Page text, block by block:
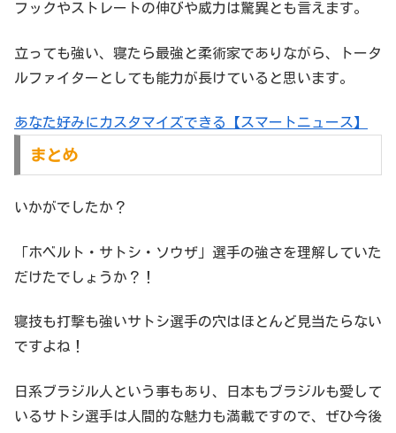
フックやストレートの伸びや威力は驚異とも言えます。
立っても強い、寝たら最強と柔術家でありながら、トータ
ルファイターとしても能力が長けていると思います。
あなた好みにカスタマイズできる【スマートニュース】
まとめ
いかがでしたか？
「ホベルト・サトシ・ソウザ」選手の強さを理解していた
だけたでしょうか？！
寝技も打撃も強いサトシ選手の穴はほとんど見当たらない
ですよね！
日系ブラジル人という事もあり、日本もブラジルも愛して
いるサトシ選手は人間的な魅力も満載ですので、ぜひ今後